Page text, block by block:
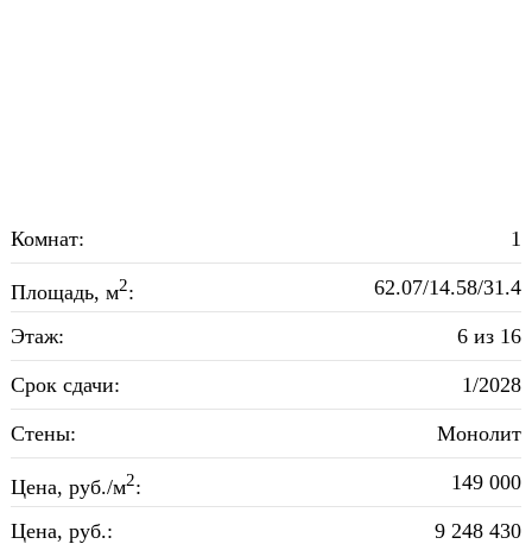
Комнат: 1
Площадь, м2: 62.07/14.58/31.4
Этаж: 6 из 16
Срок сдачи: 1/2028
Стены: Монолит
Цена, руб./м2: 149 000
Цена, руб.: 9 248 430